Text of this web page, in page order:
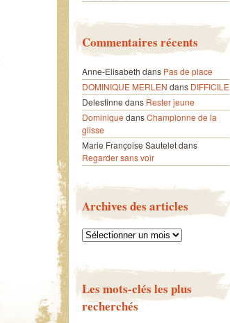
Commentaires récents
Anne-Elisabeth dans Pas de place
DOMINIQUE MERLEN dans DIFFICILE
Delestinne dans Rester jeune
Dominique dansChampionne de la
glisse
Marie Françoise Sauteletdans
Regarder sans voir
Archives des articles
Archives
Les mots-clés les plus
recherchés